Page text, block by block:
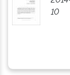
10